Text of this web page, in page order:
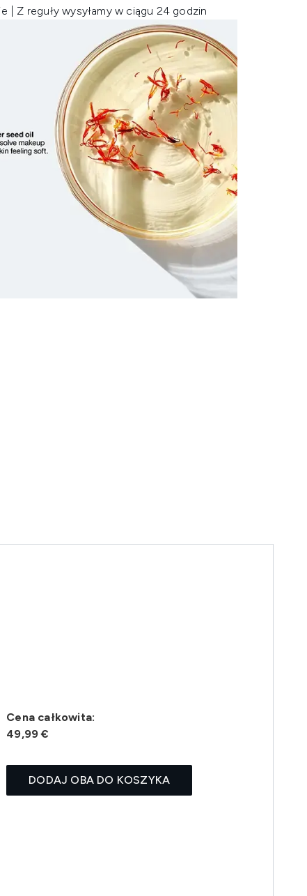
| Z reguły wysyłamy w ciągu 24 godzin
Cena całkowita:
49,99 €
DODAJ OBA DO KOSZYKA